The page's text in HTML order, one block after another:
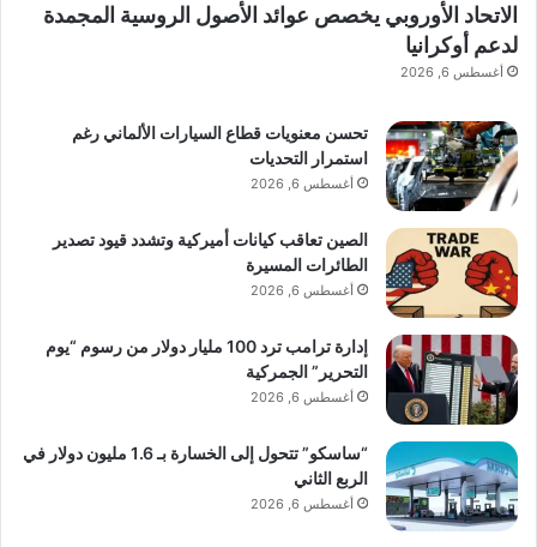
الاتحاد الأوروبي يخصص عوائد الأصول الروسية المجمدة
لدعم أوكرانيا
أغسطس 6, 2026
تحسن معنويات قطاع السيارات الألماني رغم
استمرار التحديات
أغسطس 6, 2026
الصين تعاقب كيانات أميركية وتشدد قيود تصدير
الطائرات المسيرة
أغسطس 6, 2026
إدارة ترامب ترد 100 مليار دولار من رسوم “يوم
التحرير” الجمركية
أغسطس 6, 2026
“ساسكو” تتحول إلى الخسارة بـ 1.6 مليون دولار في
الربع الثاني
أغسطس 6, 2026